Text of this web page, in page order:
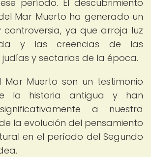
período. El descubrimiento
Mar Muerto ha generado un
controversia, ya que arroja luz
y las creencias de las
y sectarias de la época.
Mar Muerto son un testimonio
la historia antigua y han
a nuestra
la evolución del pensamiento
en el período del Segundo